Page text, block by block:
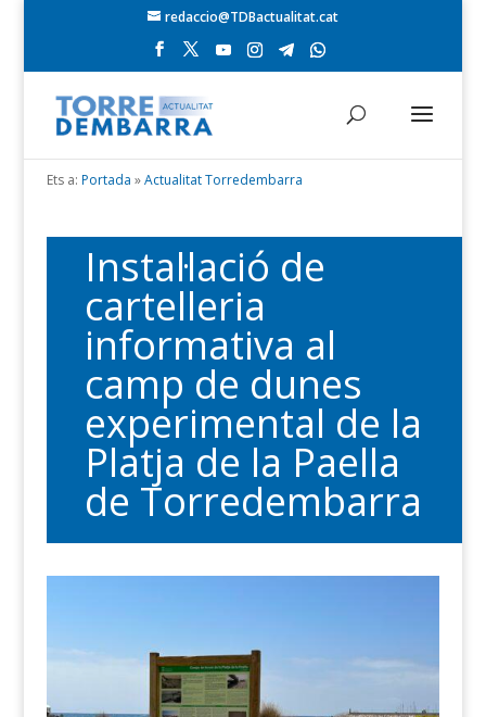
redaccio@TDBactualitat.cat
Ets a: Portada »Actualitat Torredembarra
Instal·lació de
cartelleria
informativa al
camp de dunes
experimental de la
Platja de la Paella
de Torredembarra